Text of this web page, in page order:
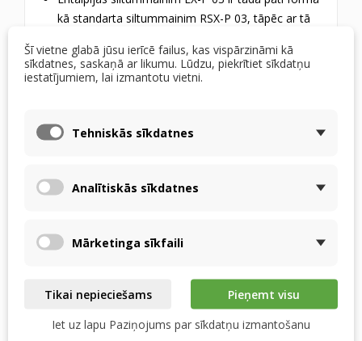
kā standarta siltummainim RSX-P 03, tāpēc ar tā
Līstu ģeometrija ir izstrādāta, lai maksimāli
palielinātu siltuma un mitruma pārneses
Siltummaiņa korpuss ir īpaši stingrs, kas garantē
IZMANTOTIE MATERIĀLI
polimēra membrānas ar antibakteriālu pārklājumu.
HPS ir augstas stiprības sacietēts polistirols ar
augstu stabilitāti un ilgmūžību. No tā tiek
Šī vietne glabā jūsu ierīcē failus, kas vispārzināmi kā
sīkdatnes, saskaņā ar likumu. Lūdzu, piekrītiet sīkdatņu
iestatījumiem, lai izmantotu vietni.
Tehniskās sīkdatnes
Analītiskās sīkdatnes
Mārketinga sīkfaili
Tikai nepieciešams
Pieņemt visu
Iet uz lapu Paziņojums par sīkdatņu izmantošanu